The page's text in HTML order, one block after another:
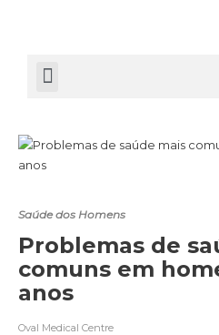
Saúde dos Homens
Problemas de
comuns em
anos
Oval Medical Centre